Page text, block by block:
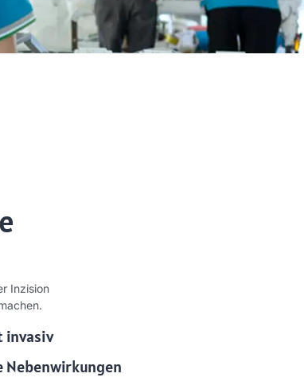
Inzision
invasiv
Nebenwirkungen